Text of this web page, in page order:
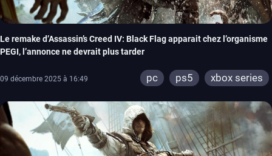
Le remake d’Assassin’s Creed IV: Black Flag apparait chez l’organisme
PEGI, l’annonce ne devrait plus tarder
09 décembre 2025 à 16:49 pc ps5 xbox series